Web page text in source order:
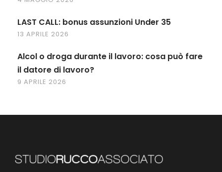
LAST CALL: bonus assunzioni Under 35
13 APRILE 2026
Alcol o droga durante il lavoro: cosa può fare
il datore di lavoro?
9 APRILE 2026